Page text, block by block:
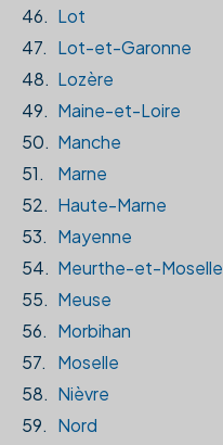
46. Lot
47. Lot-et-Garonne
48. Lozère
49. Maine-et-Loire
50. Manche
51.
Marne
52. Haute-Marne
53. Mayenne
54. Meurthe-et-Moselle
55. Meuse
56. Morbihan
57.
Moselle
58. Nièvre
59. Nord